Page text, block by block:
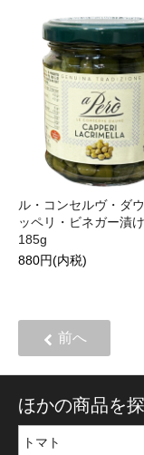
ル・コンセルヴ・ダ
ッペリ・ビネガー
185g
880円(内税)
前へ
ほかの商品を